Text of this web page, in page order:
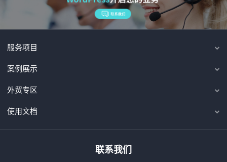
服务项目
案例展示
外贸专区
使用文档
联系我们